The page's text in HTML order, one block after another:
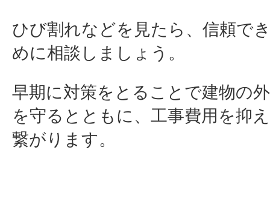
ひび割れなどを見たら、信頼で
めに相談しましょう。
早期に対策をとることで建物の
を守るとともに、工事費用を抑
繋がります。